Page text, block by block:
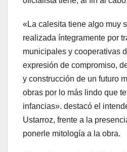
«La calesita tiene algo muy
realizada íntegramente por
municipales y cooperativas
expresión de compromiso,
y construcción de un futuro
obras por lo más lindo que
infancias». destacó el
Ustarroz, frente a la
ponerle mitología a la obra.